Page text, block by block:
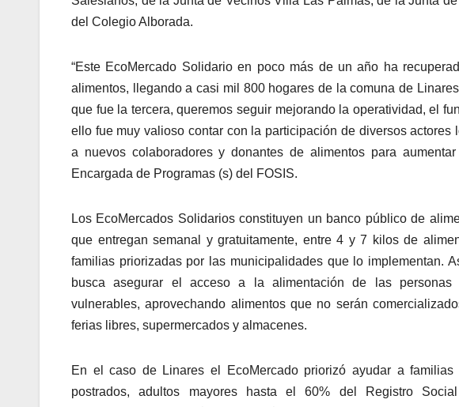
del Colegio Alborada.
“Este EcoMercado Solidario en poco más de un año ha
alimentos, llegando a casi mil 800 hogares de la comuna de
que fue la tercera, queremos seguir mejorando la operatividad, el
ello fue muy valioso contar con la participación de diversos
a nuevos colaboradores y donantes de alimentos para
Encargada de Programas (s) del FOSIS.
Los EcoMercados Solidarios constituyen un banco público de
que entregan semanal y gratuitamente, entre 4 y 7 kilos de
familias priorizadas por las municipalidades que lo implementan.
busca asegurar el acceso a la alimentación de las personas
vulnerables, aprovechando alimentos que no serán
ferias libres, supermercados y almacenes.
En el caso de Linares el EcoMercado priorizó ayudar a
postrados, adultos mayores hasta el 60% del Registro